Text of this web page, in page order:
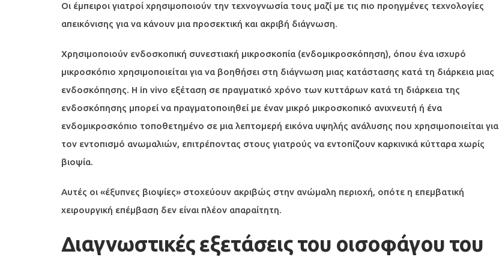
Οι έμπειροι γιατροί χρησιμοποιούν την τεχνογνωσία τους μαζί με τις πιο προηγμένες τεχνολογίες
απεικόνισης για να κάνουν μια προσεκτική και ακριβή διάγνωση.
Χρησιμοποιούν ενδοσκοπική συνεστιακή μικροσκοπία (ενδομικροσκόπηση), όπου ένα ισχυρό
μικροσκόπιο χρησιμοποιείται για να βοηθήσει στη διάγνωση μιας κατάστασης κατά τη διάρκεια μιας
ενδοσκόπησης. Η in vivo εξέταση σε πραγματικό χρόνο των κυττάρων κατά τη διάρκεια της
ενδοσκόπησης μπορεί να πραγματοποιηθεί με έναν μικρό μικροσκοπικό ανιχνευτή ή ένα
ενδομικροσκόπιο τοποθετημένο σε μια λεπτομερή εικόνα υψηλής ανάλυσης που χρησιμοποιείται για
τον εντοπισμό ανωμαλιών, επιτρέποντας στους γιατρούς να εντοπίζουν καρκινικά κύτταρα χωρίς
βιοψία.
Αυτές οι «έξυπνες βιοψίες» στοχεύουν ακριβώς στην ανώμαλη περιοχή, οπότε η επεμβατική
χειρουργική επέμβαση δεν είναι πλέον απαραίτητη.
Διαγνωστικές εξετάσεις του οισοφάγου του